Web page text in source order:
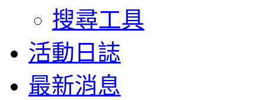
搜尋工具
活動日誌
最新消息